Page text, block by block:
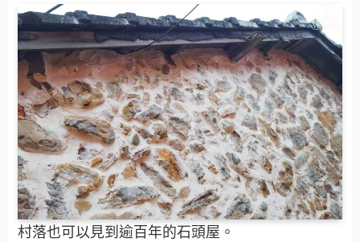
村落也可以見到逾百年的石頭屋。